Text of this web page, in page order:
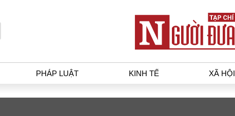
PHÁP LUẬT KINH TẾ XÃ HỘI